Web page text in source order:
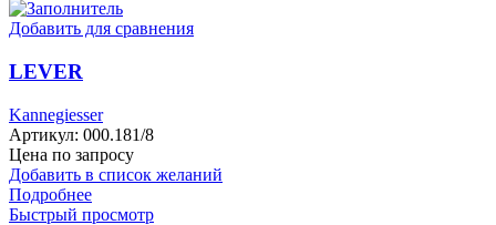
Добавить для сравнения
LEVER
Kannegiesser
Артикул: 000.181/8
Цена по запросу
Добавить в список желаний
Подробнее
Быстрый просмотр